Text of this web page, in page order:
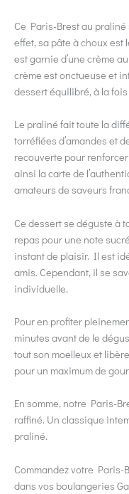
Ce Paris-Brest au
effet, sa pâte à choux est
est garnie d’une crème
crème est onctueuse et
dessert équilibré, à la
Le praliné fait toute la
torréfiées d’amandes et
recouverte pour
ainsi la carte de
amateurs de saveurs
Ce dessert se déguste à
repas pour une note
instant de plaisir. Il est
amis. Cependant, il se
individuelle.
Pour en profiter
minutes avant de le
tout son moelleux et
pour un maximum de
En somme, notre Paris-
raffiné. Un classique
praliné.
Commandez votre
dans vos boulangeries